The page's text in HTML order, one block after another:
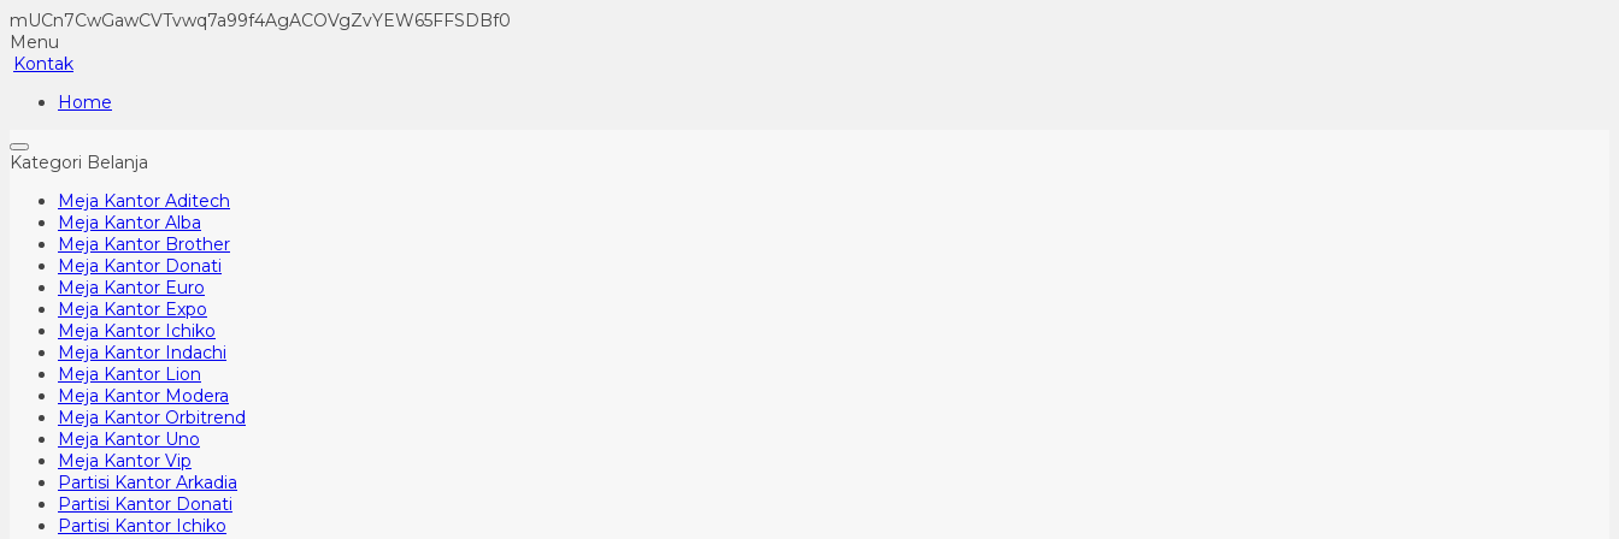
mUCn7CwGawCVTvwq7a99f4AgACOVgZvYEW65FFSDBf0
Menu
Kontak
Home
Kategori Belanja
Meja Kantor Aditech
Meja Kantor Alba
Meja Kantor Brother
Meja Kantor Donati
Meja Kantor Euro
Meja Kantor Expo
Meja Kantor Ichiko
Meja Kantor Indachi
Meja Kantor Lion
Meja Kantor Modera
Meja Kantor Orbitrend
Meja Kantor Uno
Meja Kantor Vip
Partisi Kantor Arkadia
Partisi Kantor Donati
Partisi Kantor Ichiko